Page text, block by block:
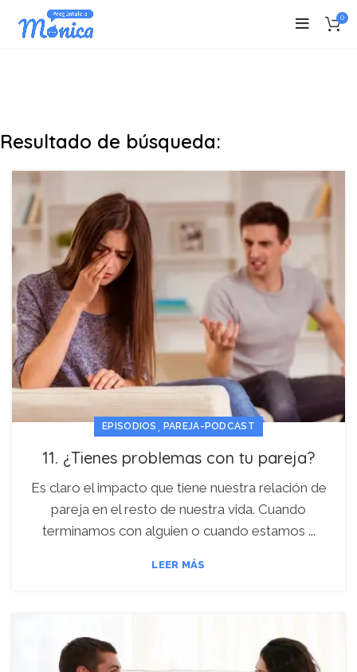
0
Resultado de búsqueda:
EPISODIOS PAREJA-PODCAST
11. ¿Tienes problemas con tu pareja?
Es claro el impacto que tiene nuestra relación de
pareja en el resto de nuestra vida. Cuando
terminamos con alguien o cuando estamos ...
LEER MÁS